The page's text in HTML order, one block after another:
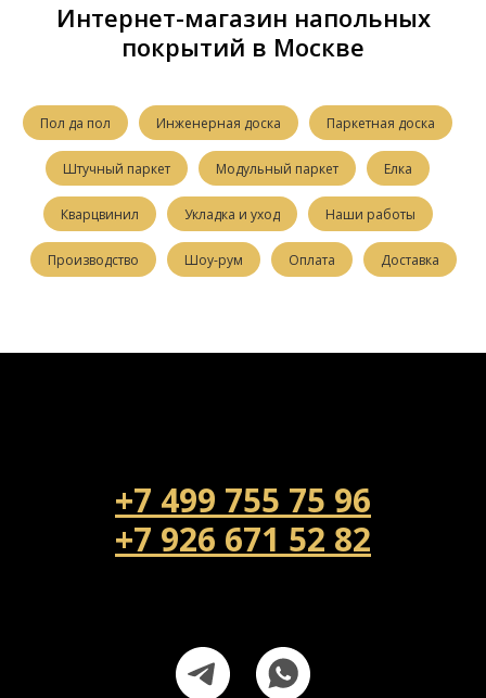
Интернет-магазин напольных
покрытий в Москве
Пол да пол Инженерная доска Паркетная доска
Штучный паркет Модульный паркет Елка
Кварцвинил Укладка и уход Наши работы
Производство Шоу-рум Оплата Доставка
+7 499 755 75 96
+7 926 671 52 82